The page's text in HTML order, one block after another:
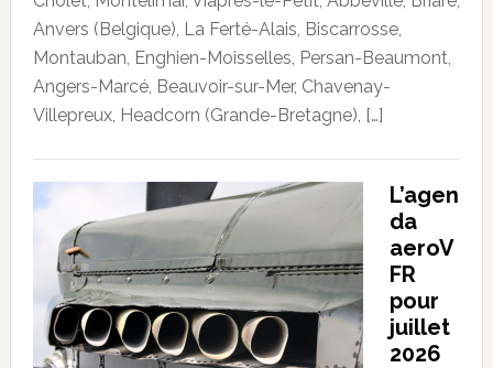
Anvers (Belgique), La Ferté-Alais, Biscarrosse,
Montauban, Enghien-Moisselles, Persan-Beaumont,
Angers-Marcé, Beauvoir-sur-Mer, Chavenay-
Villepreux, Headcorn (Grande-Bretagne), […]
L’agen
da
aeroV
FR
pour
juillet
2026